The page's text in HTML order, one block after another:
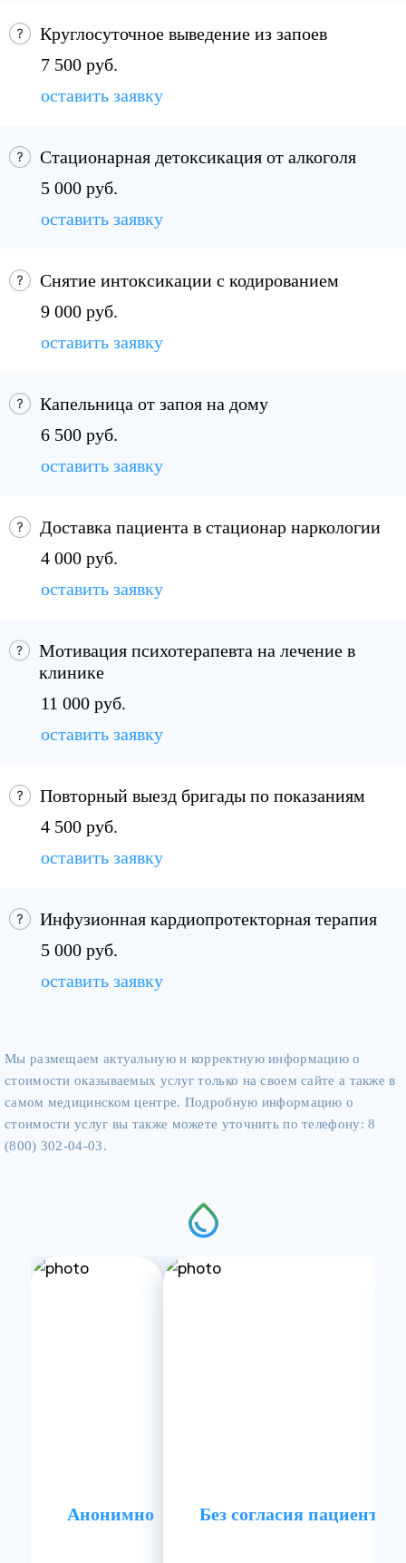
Круглосуточное выведение из запоев
7 500 руб.
оставить заявку
Стационарная детоксикация от алкоголя
5 000 руб.
оставить заявку
Снятие интоксикации с кодированием
9 000 руб.
оставить заявку
Капельница от запоя на дому
6 500 руб.
оставить заявку
Доставка пациента в стационар наркологии
4 000 руб.
оставить заявку
Мотивация психотерапевта на лечение в
клинике
11 000 руб.
оставить заявку
Повторный выезд бригады по показаниям
4 500 руб.
оставить заявку
Инфузионная кардиопротекторная терапия
5 000 руб.
оставить заявку
Мы размещаем актуальную и корректную информацию о
стоимости оказываемых услуг только на своем сайте а также в
самом медицинском центре. Подробную информацию о
стоимости услуг вы также можете уточнить по телефону: 8
(800) 302-04-03.
Анонимно Без согласия пациента